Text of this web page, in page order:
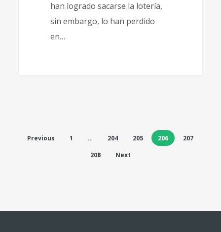
han logrado sacarse la lotería,
sin embargo, lo han perdido
en…
Previous 1 … 204 205 206
207
208
Next